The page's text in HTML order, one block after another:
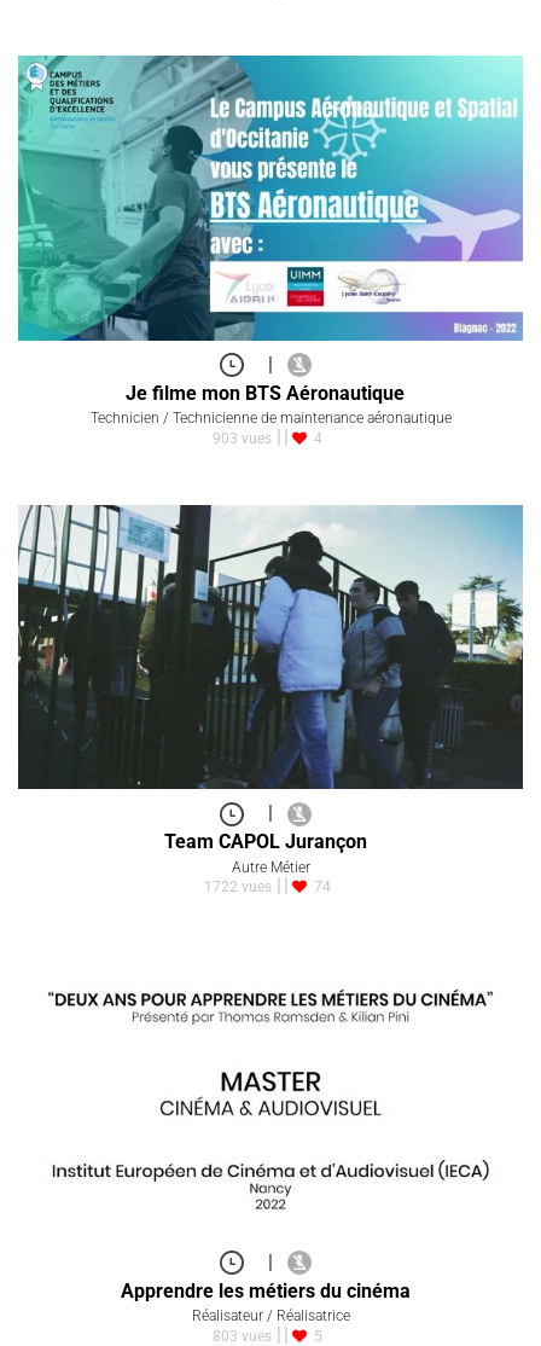
|
Je filme mon BTS Aéronautique
Technicien / Technicienne de maintenance aéronautique
903 vues
4
|
Team CAPOL Jurançon
Autre Métier
1722 vues
74
|
Apprendre les métiers du cinéma
Réalisateur / Réalisatrice
803 vues
5